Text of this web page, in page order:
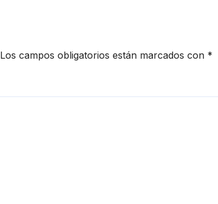
Los campos obligatorios están marcados con *